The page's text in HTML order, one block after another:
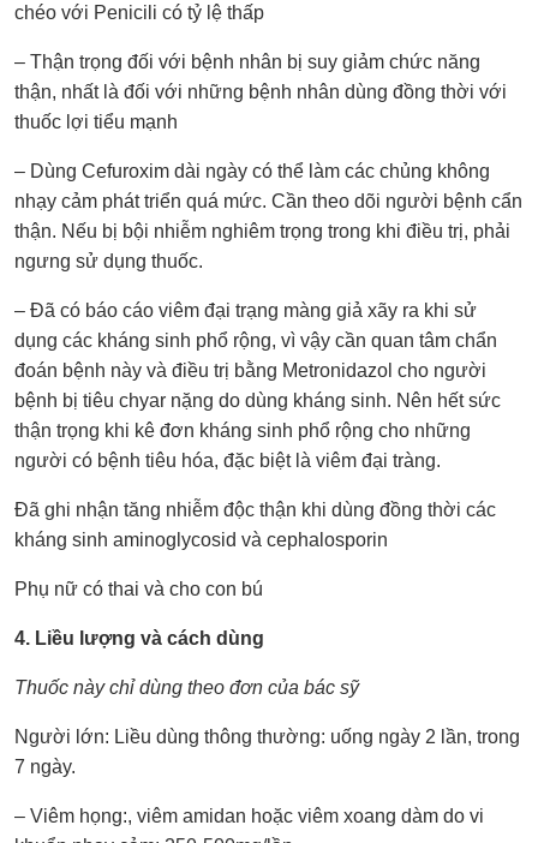
chéo với Penicili có tỷ lệ thấp
– Thận trọng đối với bệnh nhân bị suy giảm chức năng
thận, nhất là đối với những bệnh nhân dùng đồng thời với
thuốc lợi tiểu mạnh
– Dùng Cefuroxim dài ngày có thể làm các chủng không
nhạy cảm phát triển quá mức. Cần theo dõi người bệnh cẩn
thận. Nếu bị bội nhiễm nghiêm trọng trong khi điều trị, phải
ngưng sử dụng thuốc.
– Đã có báo cáo viêm đại trạng màng giả xãy ra khi sử
dụng các kháng sinh phổ rộng, vì vậy cần quan tâm chẩn
đoán bệnh này và điều trị bằng Metronidazol cho người
bệnh bị tiêu chyar nặng do dùng kháng sinh. Nên hết sức
thận trọng khi kê đơn kháng sinh phổ rộng cho những
người có bệnh tiêu hóa, đặc biệt là viêm đại tràng.
Đã ghi nhận tăng nhiễm độc thận khi dùng đồng thời các
kháng sinh aminoglycosid và cephalosporin
Phụ nữ có thai và cho con bú
4. Liều lượng và cách dùng
Thuốc này chỉ dùng theo đơn của bác sỹ
Người lớn: Liều dùng thông thường: uống ngày 2 lần, trong
7 ngày.
– Viêm họng:, viêm amidan hoặc viêm xoang dàm do vi